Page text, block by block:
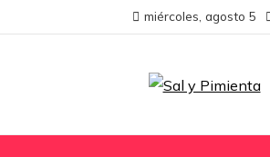
miércoles, agosto 5